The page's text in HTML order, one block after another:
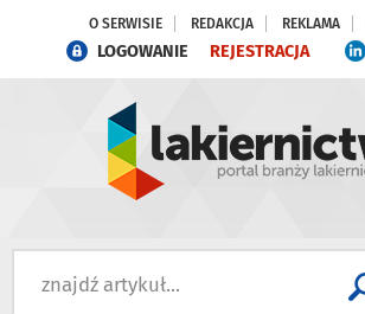
O SERWISIE REDAKCJA REKLAMA
LOGOWANIE REJESTRACJA